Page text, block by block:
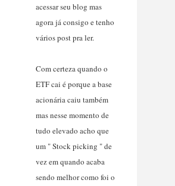
acessar seu blog mas
agora já consigo e tenho
vários post pra ler.
Com certeza quando o
ETF cai é porque a base
acionária caiu também
mas nesse momento de
tudo elevado acho que
um " Stock picking " de
vez em quando acaba
sendo melhor como foi o